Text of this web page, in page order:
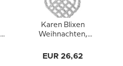
Karen Blixen
Weihnachten,
versilbert
EUR 26,62